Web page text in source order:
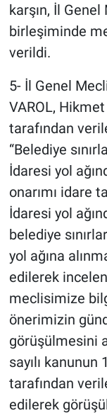
karşın, İl
birleşiminde
verildi.
5- İl Genel
VAROL,
tarafından
“Belediye
İdaresi yol
onarımı idare
İdaresi yol
belediye
yol ağına
edilerek
meclisimize
önerimizin
görüşülmesini
sayılı
tarafından
edilerek